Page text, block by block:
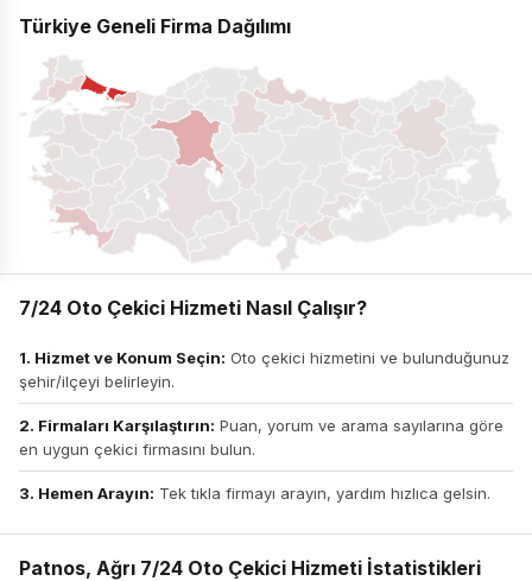
Türkiye Geneli Firma Dağılımı
7/24 Oto Çekici Hizmeti Nasıl Çalışır?
1. Hizmet ve Konum Seçin: Oto çekici hizmetini ve bulunduğunuz
şehir/ilçeyi belirleyin.
2. Firmaları Karşılaştırın: Puan, yorum ve arama sayılarına göre
en uygun çekici firmasını bulun.
3. Hemen Arayın: Tek tıkla firmayı arayın, yardım hızlıca gelsin.
Patnos, Ağrı 7/24 Oto Çekici Hizmeti İstatistikleri